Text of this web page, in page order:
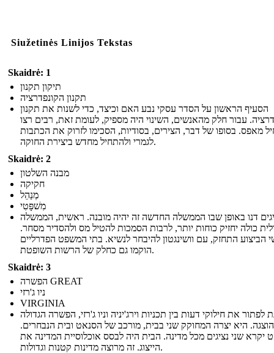
Siužetinės Linijos Tekstas
Skaidrė: 1
תיקון תקנון
תקנון הקונפדרציה
הסעיף הראשון על הסדר עסקי נבע האם וכיצד, כדי לשנות את תקנון
עבור חלק מהאנשים, השינוי היה מספיק, לעומת זאת, רבים רצו
מאפס. בסופו של דבר, הצירים, בסודיות, הסכימו לזרוק את הכתבות
לגמרי ולהתחיל מחדש ביצירת החוקה.
Skaidrė: 2
מבנה השלטון
חקיקה
מְנַהֵל
מִשׁפָּטִי
דנו באופן שבו הממשלה החדשה זה יהיה מובנה. ראשית, הממשלה
כולה יחזיק כוחות יותר, לרבות הסמכות להטיל מס ולהסדיר מסחר.
הביצוע התחזק, עם וושינגטון להיבחר לנשיא. בתי המשפט הפדרליים
הוקמו גם כחלק של הרשות השופטת.
Skaidrė: 3
הפשרה GREAT
ניו ג'רזי
VIRGINIA
לפתור את חילוקי דעות בין תכניות וירג'יניה וניו ג'רזי, הפשרה הגדולה
הוצגה. היא יצרה המחוקק שני בבית, מורכב של הסנאט ובית הנבחרים.
יקרא שני נציגים מכל מדינה. הבית היה לבסס אוכלוסיית המדינה את
הייצוג. זה מרוצה מדינות קטנות וגדולות.